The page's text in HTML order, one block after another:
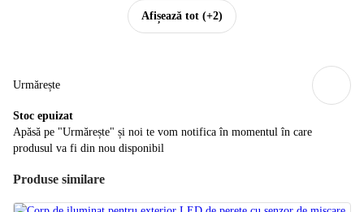
Afișează tot (+2)
Urmărește
Stoc epuizat
Apăsă pe "Urmărește" și noi te vom notifica în momentul în care
produsul va fi din nou disponibil
Produse similare